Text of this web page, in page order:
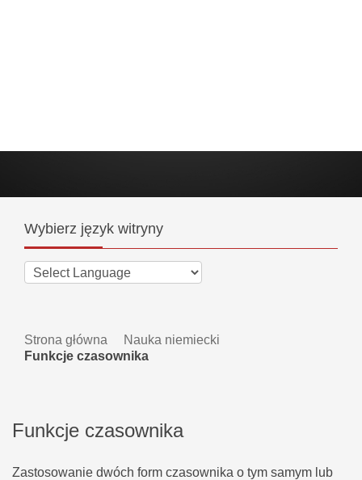
Wybierz język witryny
Strona główna
Nauka niemiecki
Funkcje czasownika
Funkcje czasownika
Zastosowanie dwóch form czasownika o tym samym lub